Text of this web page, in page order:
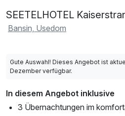
SEETELHOTEL
Bansin, Usedom
Gute Auswahl! Dieses Angebot ist
Dezember verfügbar.
In diesem Angebot inklusive
3 Übernachtungen im